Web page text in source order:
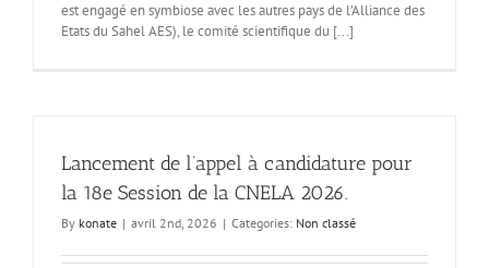
est engagé en symbiose avec les autres pays de l’Alliance des
Etats du Sahel AES), le comité scientifique du [...]
Lancement de l’appel à candidature pour
la 18e Session de la CNELA 2026.
By konate | avril 2nd, 2026 | Categories: Non classé